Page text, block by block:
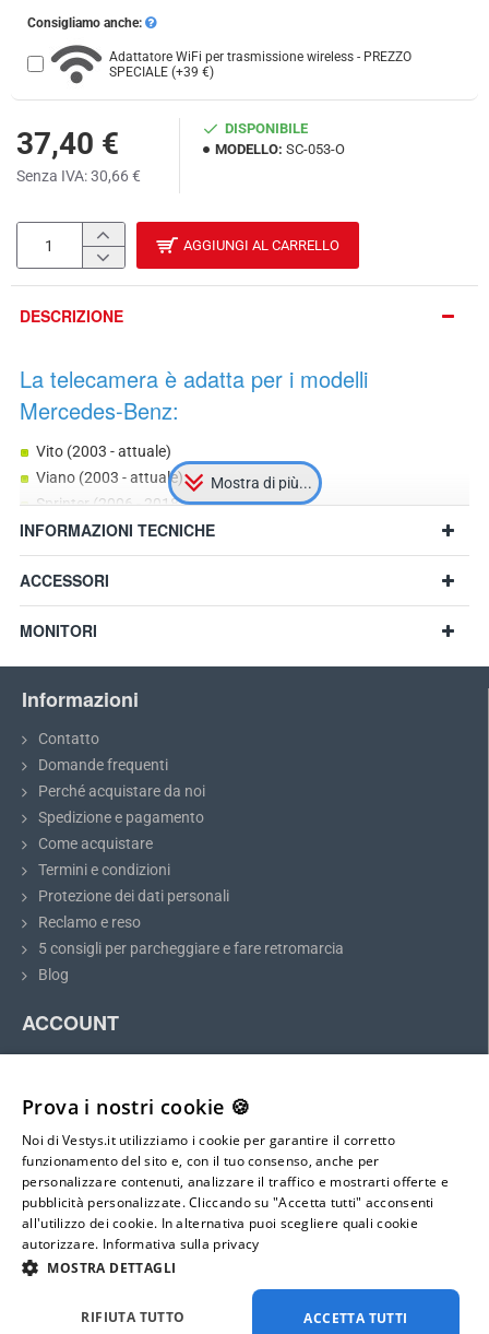
37,40 €
Senza IVA: 30,66 €
DISPONIBILE
MODELLO: SC-053-O
Consigliamo anche:
Adattatore WiFi per trasmissione wireless - PREZZO
SPECIALE (+39 €)
AGGIUNGI AL CARRELLO
DESCRIZIONE
La telecamera è adatta per i modelli
Mercedes-Benz:
Vito (2003 - attuale)
Viano (2003 - attuale)
Sprinter (2006 - 2018)
altri modelli con dimensioni compatibili
si prega di verificare la compatibilità dell’attacco della lampadina
Consiglio:
attenzione all’attacco della lampadina.
La retrocamera per Mercedes-Benz Vito, Viano, Sprinter
adatta perfettamente al posto della luce sopra la targa.
L'installazione è semplice e non richiede modifiche meccaniche alla
carrozzeria del veicolo. Dopo l'installazione, la telecamera fungerà
anche da illuminazione completa per la targa (targa E).
Installate e collegate la telecamera al monitor seguendo il
manuale dettagliato e semplice
dispone di un connettore mini 4-PIN con diametro
di soli 6 mm, rendendola molto facile da far passare all'interno
INFORMAZIONI TECNICHE
ACCESSORI
MONITORI
Informazioni
Contatto
Domande frequenti
Perché acquistare da noi
Spedizione e pagamento
Come acquistare
Termini e condizioni
Protezione dei dati personali
Reclamo e reso
5 consigli per parcheggiare e fare retromarcia
Blog
ACCOUNT
Accesso
Mappa del sito
E-mail:
info@vestys.it
Tutti i diritti riservati © 2026vestys.it
Prova i nostri cookie 🍪
Noi di Vestys.it utilizziamo i cookie per garantire il corretto
funzionamento del sito e, con il tuo consenso, anche per
personalizzare contenuti, analizzare il traffico e mostrarti offerte e
pubblicità personalizzate. Cliccando su "Accetta tutti" acconsenti
all'utilizzo dei cookie. In alternativa puoi scegliere quali cookie
autorizzare. Informativa sulla privacy
MOSTRA DETTAGLI
ACCETTA TUTTI
RIFIUTA TUTTO